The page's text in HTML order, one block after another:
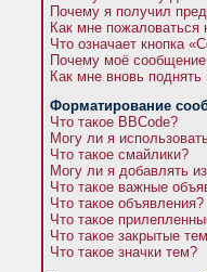
Почему я получил
Как мне
Что означает кнопка
Почему моё сообщение
Как мне вновь
Форматирование
Что такое BBCode?
Могу ли я
Что такое смайлики?
Могу ли я добавлять
Что такое важные
Что такое объявления?
Что такое
Что такое закрытые
Что такое значки тем?